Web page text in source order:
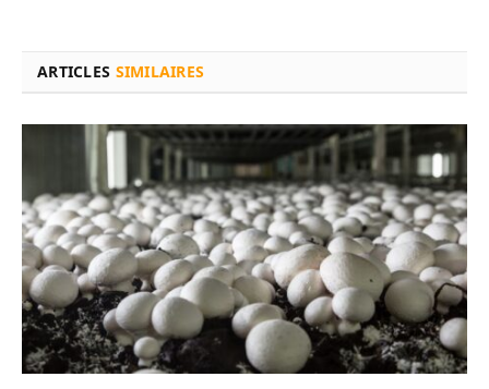
ARTICLES SIMILAIRES